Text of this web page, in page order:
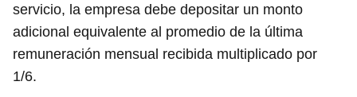
servicio, la empresa debe depositar un monto
adicional equivalente al promedio de la última
remuneración mensual recibida multiplicado por
1/6.